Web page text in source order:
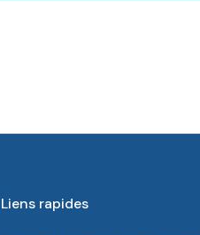
Liens rapides